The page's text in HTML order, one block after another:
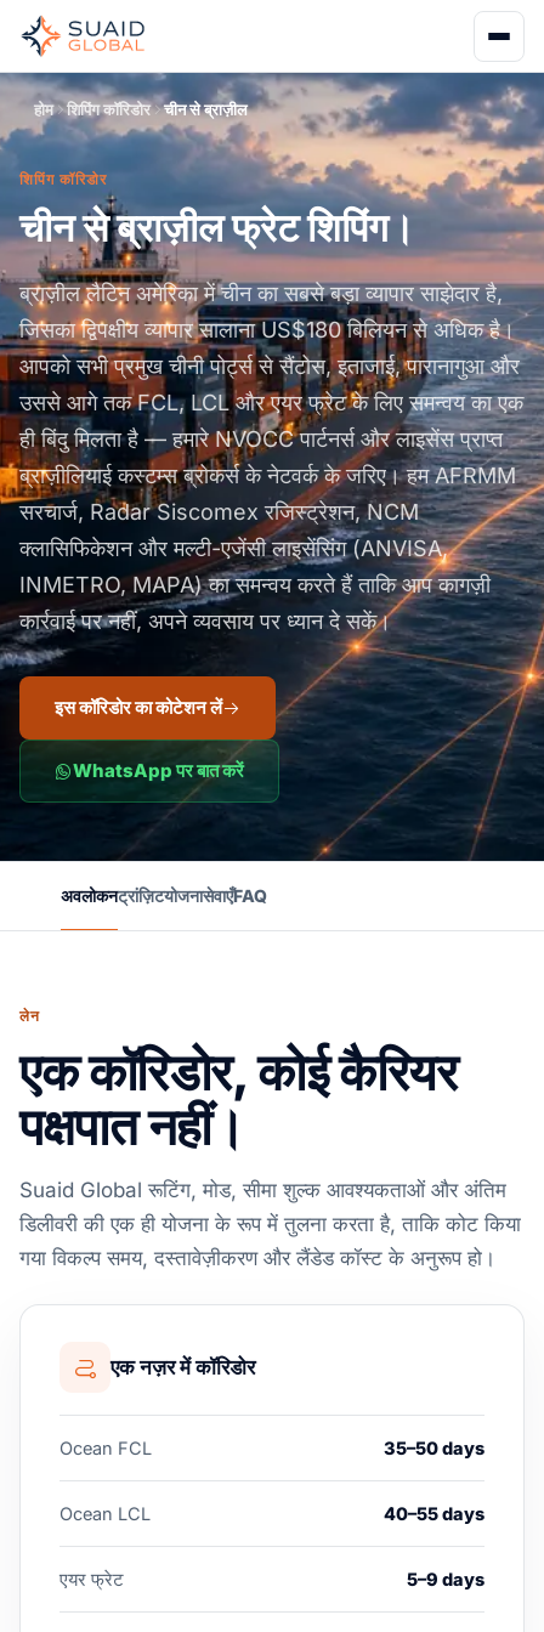
होम शिपिंग कॉरिडोर चीन से ब्राज़ील
शिपिंग कॉरिडोर
चीन से ब्राज़ील फ्रेट शिपिंग।
ब्राज़ील लैटिन अमेरिका में चीन का सबसे बड़ा व्यापार साझेदार है,
जिसका द्विपक्षीय व्यापार सालाना US$180 बिलियन से अधिक है।
आपको सभी प्रमुख चीनी पोर्ट्स से सैंटोस, इताजाई, पारानागुआ और
उससे आगे तक FCL, LCL और एयर फ्रेट के लिए समन्वय का एक
ही बिंदु मिलता है — हमारे NVOCC पार्टनर्स और लाइसेंस प्राप्त
ब्राज़ीलियाई कस्टम्स ब्रोकर्स के नेटवर्क के जरिए। हम AFRMM
सरचार्ज, Radar Siscomex रजिस्ट्रेशन, NCM
क्लासिफिकेशन और मल्टी-एजेंसी लाइसेंसिंग (ANVISA,
INMETRO, MAPA) का समन्वय करते हैं ताकि आप कागज़ी
कार्रवाई पर नहीं, अपने व्यवसाय पर ध्यान दे सकें।
इस कॉरिडोर का कोटेशन लें
WhatsApp पर बात करें
अवलोकनट्रांज़िटयोजनासेवाएँFAQ
लेन
एक कॉरिडोर, कोई कैरियर
पक्षपात नहीं।
Suaid Global रूटिंग, मोड, सीमा शुल्क आवश्यकताओं और अंतिम
डिलीवरी की एक ही योजना के रूप में तुलना करता है, ताकि कोट किया
गया विकल्प समय, दस्तावेज़ीकरण और लैंडेड कॉस्ट के अनुरूप हो।
एक नज़र में कॉरिडोर
Ocean FCL 35–50 days
Ocean LCL 40–55 days
एयर फ्रेट 5–9 days